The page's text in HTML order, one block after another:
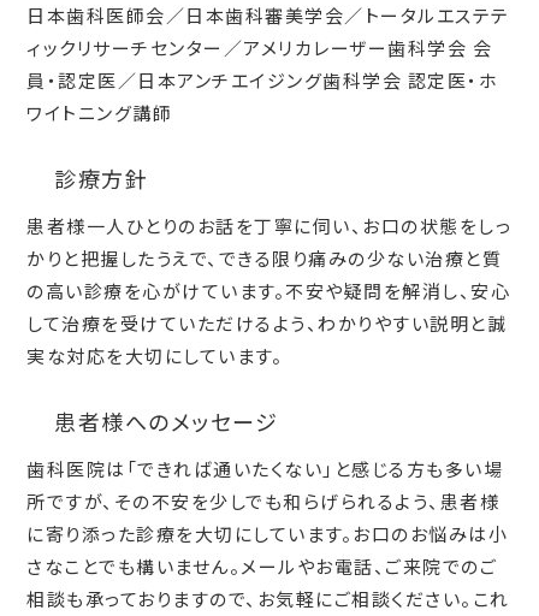
日本歯科医師会／日本歯科審美学会／トータルエステテ
ィックリサーチセンター／アメリカレーザー歯科学会 会
員・認定医／日本アンチエイジング歯科学会 認定医・ホ
ワイトニング講師
診療方針
患者様一人ひとりのお話を丁寧に伺い、お口の状態をしっ
かりと把握したうえで、できる限り痛みの少ない治療と質
の高い診療を心がけています。不安や疑問を解消し、安心
して治療を受けていただけるよう、わかりやすい説明と誠
実な対応を大切にしています。
患者様へのメッセージ
歯科医院は「できれば通いたくない」と感じる方も多い場
所ですが、その不安を少しでも和らげられるよう、患者様
に寄り添った診療を大切にしています。お口のお悩みは小
さなことでも構いません。メールやお電話、ご来院でのご
相談も承っておりますので、お気軽にご相談ください。これ